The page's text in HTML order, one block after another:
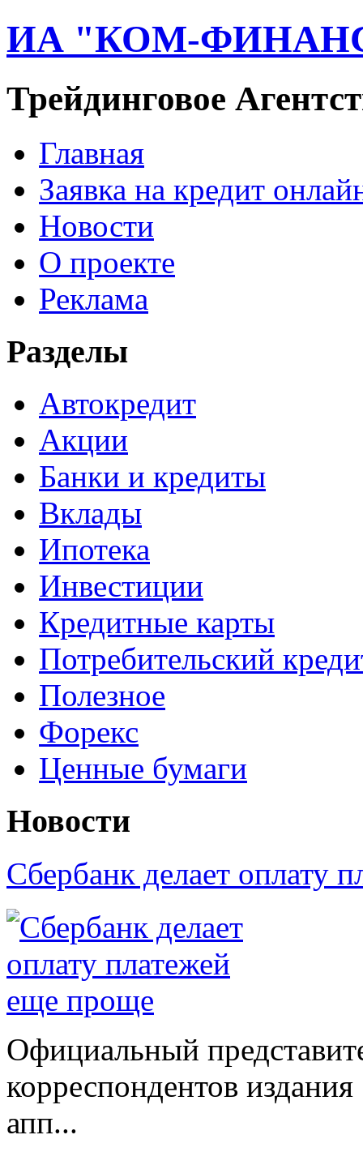
ИА "КОМ-
Трейдинговое
Главная
Заявка на кредит
Новости
О проекте
Реклама
Разделы
Автокредит
Акции
Банки и кредиты
Вклады
Ипотека
Инвестиции
Кредитные карты
Потребительский
Полезное
Форекс
Ценные бумаги
Новости
Сбербанк делает
Официальный
корреспондентов
апп...